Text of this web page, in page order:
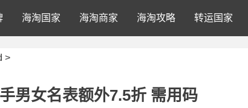
海淘国家 海淘商家 海淘攻略 转运国家
>
男女名表额外7.5折 需用码